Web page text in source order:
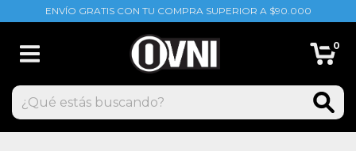
ENVÍO GRATIS CON TU COMPRA SUPERIOR A $90.000
0